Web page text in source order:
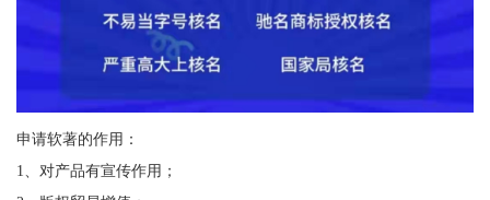
申请软著的作用：
1、对产品有宣传作用；